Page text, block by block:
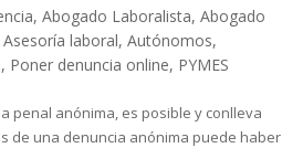
,Abogado Laboralista,Abogado
Asesoría laboral,Autónomos,
, Poner denuncia online, PYMES
penal anónima, es posible y conlleva
de una denuncia anónima puede haber